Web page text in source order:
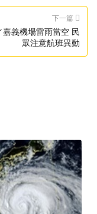
下一篇
嘉義機場雷雨當空 民
眾注意航班異動